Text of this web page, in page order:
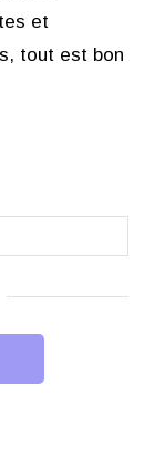
et
tout est bon